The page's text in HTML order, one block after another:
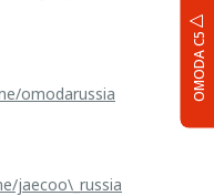
OMODA C5
omodarussia
jaecoo\_russia